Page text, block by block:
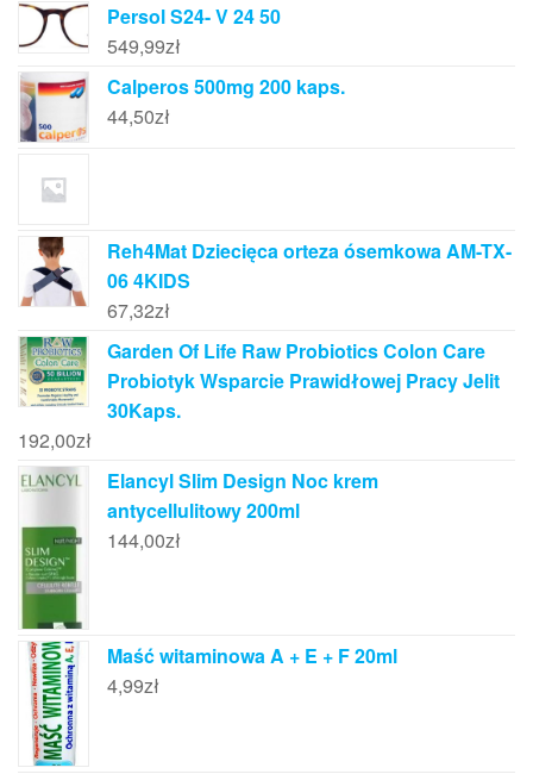
Persol S24- V 24 50
549,99zł
Calperos 500mg 200 kaps.
44,50zł
Reh4Mat Dziecięca orteza ósemkowa AM-TX-
06 4KIDS
67,32zł
Garden Of Life Raw Probiotics Colon Care
Probiotyk Wsparcie Prawidłowej Pracy Jelit
30Kaps.
192,00zł
Elancyl Slim Design Noc krem
antycellulitowy 200ml
144,00zł
Maść witaminowa A + E + F 20ml
4,99zł